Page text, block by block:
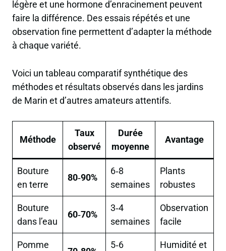
légère et une hormone d’enracinement peuvent
faire la différence. Des essais répétés et une
observation fine permettent d’adapter la méthode
à chaque variété.
Voici un tableau comparatif synthétique des
méthodes et résultats observés dans les jardins
de Marin et d’autres amateurs attentifs.
Méthode
Taux
observé
Durée
moyenne
Avantage
Bouture
en terre
80‑90%
6‑8
semaines
Plants
robustes
Bouture
dans l’eau
60‑70%
3‑4
semaines
Observation
facile
Pomme 5‑6 Humidité et